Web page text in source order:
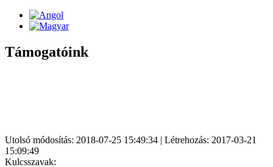
Támogatóink
Utolsó módosítás: 2018-07-25 15:49:34 | Létrehozás: 2017-03-21
15:09:49
Kulcsszavak: